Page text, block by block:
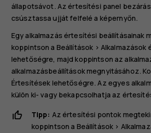
állapotsávot. Az értesítési panel
csúsztassa ujját felfelé a képernyőn.
Egy alkalmazás értesítési beállításainak
koppintson a Beállítások > Alkalmazások
lehetőségre, majd koppintson az
alkalmazásbeállítások megnyitásához.
Értesítések lehetőségre. Az egyes
külön ki- vagy bekapcsolhatja az
Tipp: Az értesítési pontok
koppintson a Beállítások >